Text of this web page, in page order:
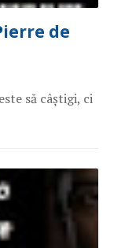
de
să câștigi, ci